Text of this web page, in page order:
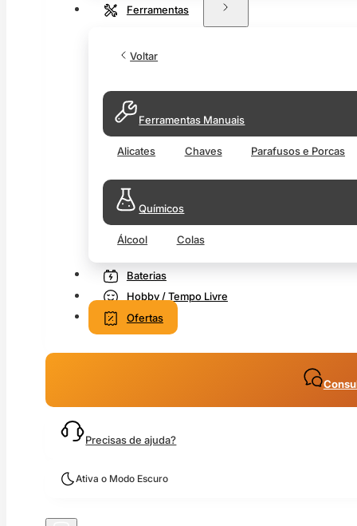
Ferramentas
Voltar
Ferramentas Manuais
Alicates Chaves Parafusos e Porcas
Químicos
Álcool Colas
Baterias
Hobby / Tempo Livre
Ofertas
Precisas de ajuda?
Ativa o Modo Escuro